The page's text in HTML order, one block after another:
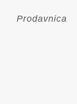
Prodavnica